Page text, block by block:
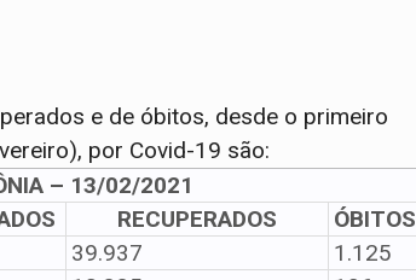
e de óbitos, desde o primeiro
por Covid-19 são:
– 13/02/2021
RECUPERADOS
ÓBITOS
39.937
1.125